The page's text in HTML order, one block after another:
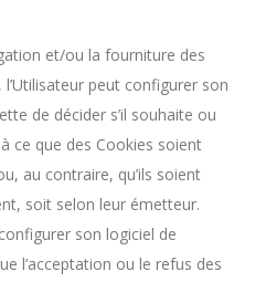
et/ou la fourniture des
peut configurer son
de décider s’il souhaite ou
ce que des Cookies soient
au contraire, qu’ils soient
soit selon leur émetteur.
son logiciel de
l’acceptation ou le refus des